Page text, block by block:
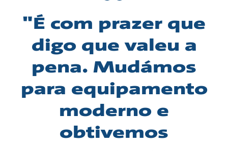
"É com prazer que
digo que valeu a
pena. Mudámos
para equipamento
moderno e
obtivemos